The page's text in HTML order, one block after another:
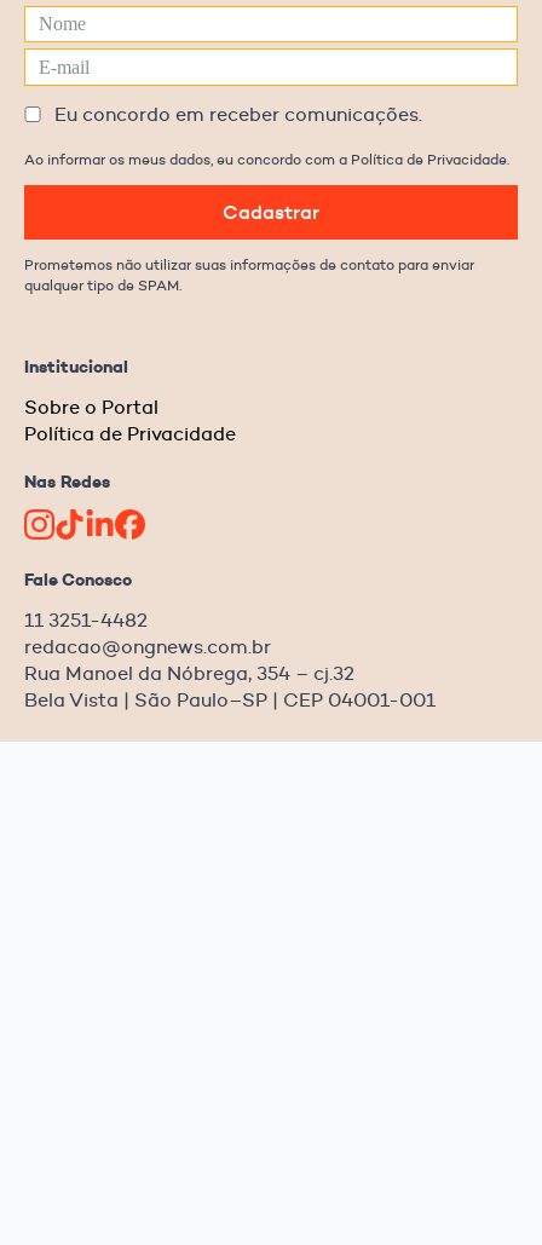
Institucional
Sobre o Portal
Política de Privacidade
Nas Redes
Fale Conosco
11 3251-4482
redacao@ongnews.com.br
Rua Manoel da Nóbrega, 354 – cj.32
Bela Vista | São Paulo–SP | CEP 04001-001
Eu concordo em receber comunicações.
Ao informar os meus dados, eu concordo com a Política de Privacidade.
Cadastrar
Prometemos não utilizar suas informações de contato para enviar
qualquer tipo de SPAM.